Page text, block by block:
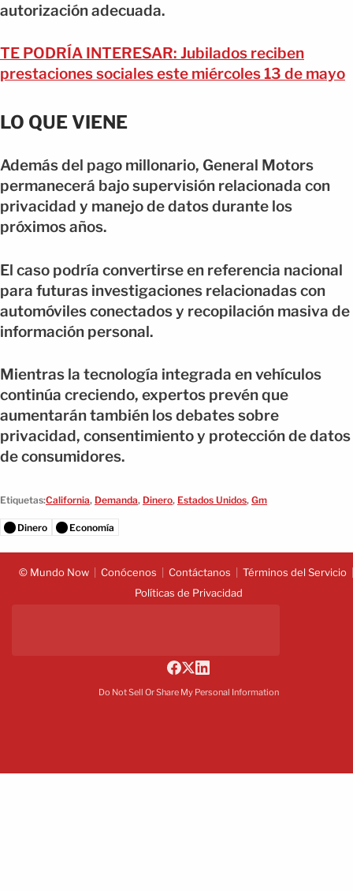
autorización adecuada.
TE PODRÍA INTERESAR: Jubilados reciben
prestaciones sociales este miércoles 13 de mayo
LO QUE VIENE
Además del pago millonario, General Motors
permanecerá bajo supervisión relacionada con
privacidad y manejo de datos durante los
próximos años.
El caso podría convertirse en referencia nacional
para futuras investigaciones relacionadas con
automóviles conectados y recopilación masiva de
información personal.
Mientras la tecnología integrada en vehículos
continúa creciendo, expertos prevén que
aumentarán también los debates sobre
privacidad, consentimiento y protección de datos
de consumidores.
Etiquetas:California, Demanda, Dinero, Estados Unidos, Gm
Dinero Economía
© Mundo Now Conócenos Contáctanos
Términos del Servicio
Políticas de Privacidad
Do Not Sell Or Share My Personal Information